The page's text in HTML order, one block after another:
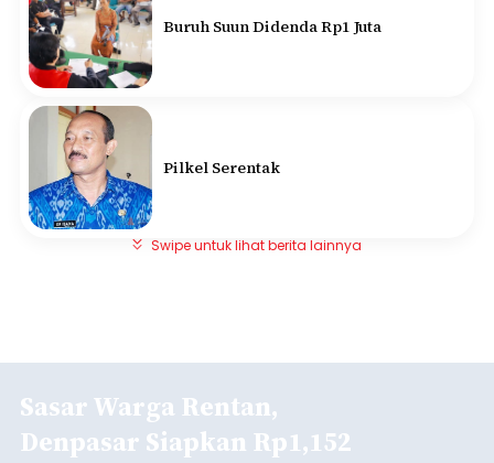
Buruh Suun Didenda Rp1 Juta
Pilkel Serentak
Swipe untuk lihat berita lainnya
Sasar Warga Rentan,
Denpasar Siapkan Rp1,152